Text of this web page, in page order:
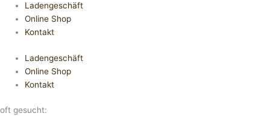
Ladengeschäft
Online Shop
Kontakt
Ladengeschäft
Online Shop
Kontakt
oft gesucht: